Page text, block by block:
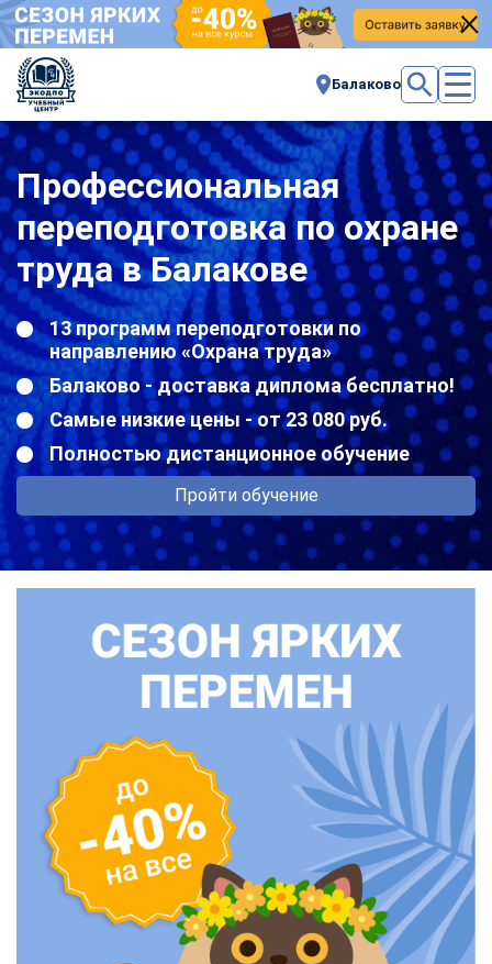
Балаково
Профессиональная
переподготовка по охране
труда в Балакове
13 программ переподготовки по
направлению «Охрана труда»
Балаково - доставка диплома бесплатно!
Самые низкие цены - от 23 080 руб.
Полностью дистанционное обучение
Пройти обучение